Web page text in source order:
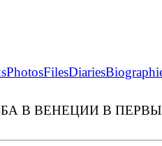
PhotosFilesDiaries
В ВЕНЕЦИИ В